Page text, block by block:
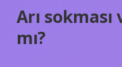
Arı
mı?